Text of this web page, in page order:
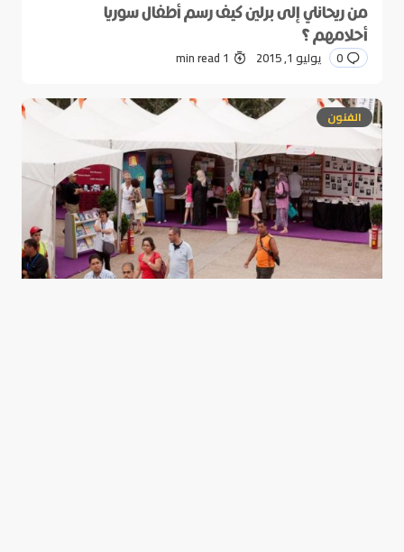
من ريحانلي إلى برلين كيف رسم أطفال سوريا
أحلامهم ؟
0 يوليو 1, 2015 1 min read
الفنون